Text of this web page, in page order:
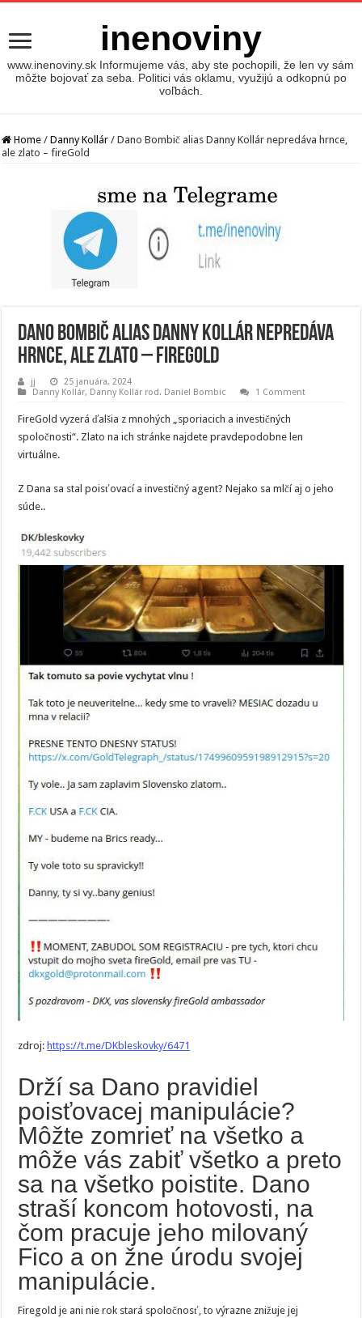
inenoviny
www.inenoviny.sk Informujeme vás, aby ste pochopili, že len vy sám
môžte bojovať za seba. Politici vás oklamu, využijú a odkopnú po
voľbách.
Home / Danny Kollár / Dano Bombič alias Danny Kollár nepredáva hrnce,
ale zlato – fireGold
Dano Bombič alias Danny Kollár nepredáva
hrnce, ale zlato – fireGold
jj
25 januára, 2024
Danny Kollár, Danny Kollár rod. Daniel Bombic 1 Comment
FireGold vyzerá ďalšia z mnohých „sporiacich a investičných
spoločnosti“. Zlato na ich stránke najdete pravdepodobne len
virtuálne.
Z Dana sa stal poisťovací a investičný agent? Nejako sa mlčí aj o jeho
súde..
zdroj: https://t.me/DKbleskovky/6471
Drží sa Dano pravidiel
poisťovacej manipulácie?
Môžte zomrieť na všetko a
môže vás zabiť všetko a preto
sa na všetko poistite. Dano
straší koncom hotovosti, na
čom pracuje jeho milovaný
Fico a on žne úrodu svojej
manipulácie.
Firegold je ani nie rok stará spoločnosť, to výrazne znižuje jej